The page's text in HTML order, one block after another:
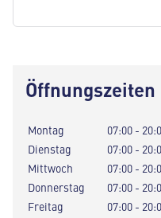
Öffnungszeiten
Montag
07:00 -
Dienstag
07:00 -
Mittwoch
07:00 -
Donnerstag
07:00 -
Freitag
07:00 -